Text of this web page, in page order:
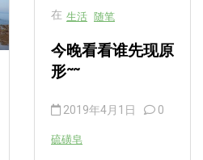
在 生活 随笔
今晚看看谁先现原
形~~
2019年4月1日 0
硫磺皂